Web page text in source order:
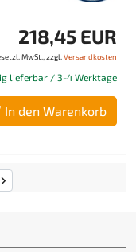
218,45 EUR
MwSt., zzgl. Versandkosten
lieferbar / 3-4 Werktage
In den Warenkorb